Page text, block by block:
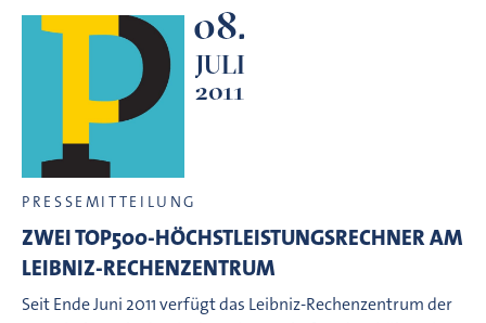
08.
JULI
2011
PRESSEMITTEILUNG
ZWEI TOP500-HÖCHSTLEISTUNGSRECHNER AM
LEIBNIZ-RECHENZENTRUM
Seit Ende Juni 2011 verfügt das Leibniz-Rechenzentrum der